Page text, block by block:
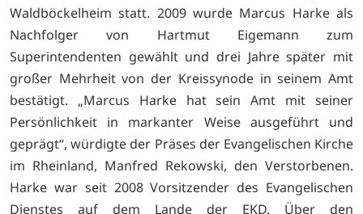
Waldböckelheim statt. 2009 wurde Marcus Harke als
Nachfolger von Hartmut Eigemann zum
Superintendenten gewählt und drei Jahre später mit
großer Mehrheit von der Kreissynode in seinem Amt
bestätigt. „Marcus Harke hat sein Amt mit seiner
Persönlichkeit in markanter Weise ausgeführt und
geprägt“, würdigte der Präses der Evangelischen Kirche
im Rheinland, Manfred Rekowski, den Verstorbenen.
Harke war seit 2008 Vorsitzender des Evangelischen
Dienstes auf dem Lande der EKD. Über den